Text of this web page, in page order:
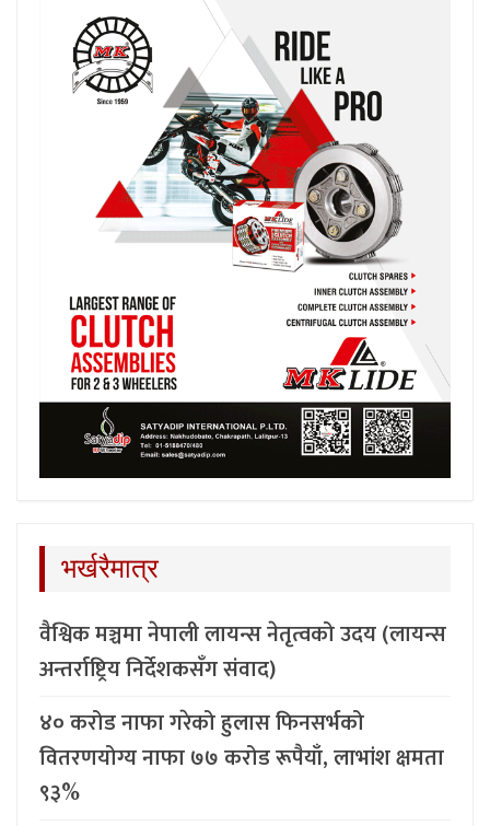
भर्खरैमात्र
वैश्विक मञ्चमा नेपाली लायन्स नेतृत्वको उदय (लायन्स
अन्तर्राष्ट्रिय निर्देशकसँग संवाद)
४० करोड नाफा गरेको हुलास फिनसर्भको
वितरणयोग्य नाफा ७७ करोड रूपैयाँ, लाभांश क्षमता
९३%